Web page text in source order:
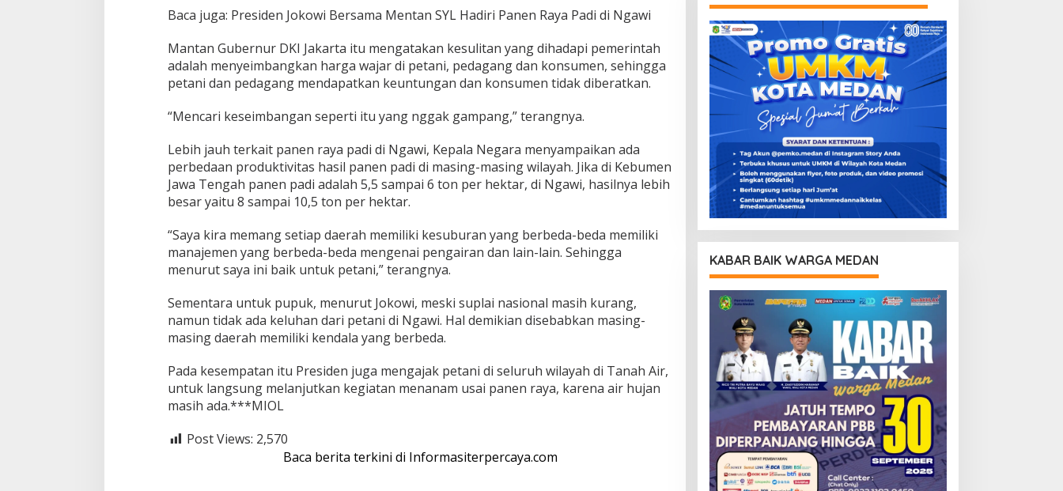
Baca juga: Presiden Jokowi Bersama Mentan SYL Hadiri Panen Raya Padi di Ngawi
Mantan Gubernur DKI Jakarta itu mengatakan kesulitan yang dihadapi pemerintah
adalah menyeimbangkan harga wajar di petani, pedagang dan konsumen, sehingga
petani dan pedagang mendapatkan keuntungan dan konsumen tidak diberatkan.
“Mencari keseimbangan seperti itu yang nggak gampang,” terangnya.
Lebih jauh terkait panen raya padi di Ngawi, Kepala Negara menyampaikan ada
perbedaan produktivitas hasil panen padi di masing-masing wilayah. Jika di Kebumen
Jawa Tengah panen padi adalah 5,5 sampai 6 ton per hektar, di Ngawi, hasilnya lebih
besar yaitu 8 sampai 10,5 ton per hektar.
“Saya kira memang setiap daerah memiliki kesuburan yang berbeda-beda memiliki
manajemen yang berbeda-beda mengenai pengairan dan lain-lain. Sehingga
menurut saya ini baik untuk petani,” terangnya.
Sementara untuk pupuk, menurut Jokowi, meski suplai nasional masih kurang,
namun tidak ada keluhan dari petani di Ngawi. Hal demikian disebabkan masing-
masing daerah memiliki kendala yang berbeda.
Pada kesempatan itu Presiden juga mengajak petani di seluruh wilayah di Tanah Air,
untuk langsung melanjutkan kegiatan menanam usai panen raya, karena air hujan
masih ada.***MIOL
Post Views: 2,570
Baca berita terkini di Informasiterpercaya.com
KABAR BAIK WARGA MEDAN